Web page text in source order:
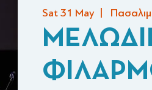
Sat 31 May